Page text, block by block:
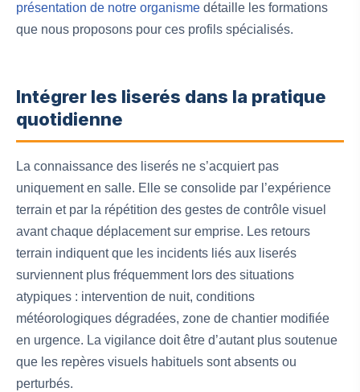
présentation de notre organisme détaille les formations
que nous proposons pour ces profils spécialisés.
Intégrer les liserés dans la pratique
quotidienne
La connaissance des liserés ne s’acquiert pas
uniquement en salle. Elle se consolide par l’expérience
terrain et par la répétition des gestes de contrôle visuel
avant chaque déplacement sur emprise. Les retours
terrain indiquent que les incidents liés aux liserés
surviennent plus fréquemment lors des situations
atypiques : intervention de nuit, conditions
météorologiques dégradées, zone de chantier modifiée
en urgence. La vigilance doit être d’autant plus soutenue
que les repères visuels habituels sont absents ou
perturbés.